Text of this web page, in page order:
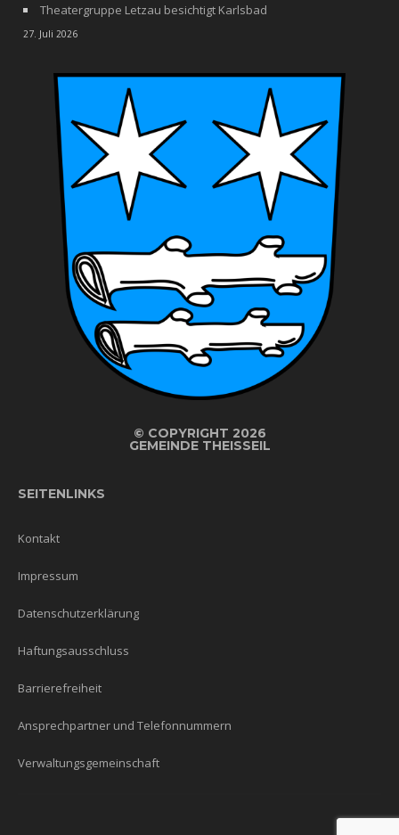
Theatergruppe Letzau besichtigt Karlsbad
27. Juli 2026
© COPYRIGHT 2026
GEMEINDE THEISSEIL
SEITENLINKS
Kontakt
Impressum
Datenschutzerklärung
Haftungsausschluss
Barrierefreiheit
Ansprechpartner und Telefonnummern
Verwaltungsgemeinschaft